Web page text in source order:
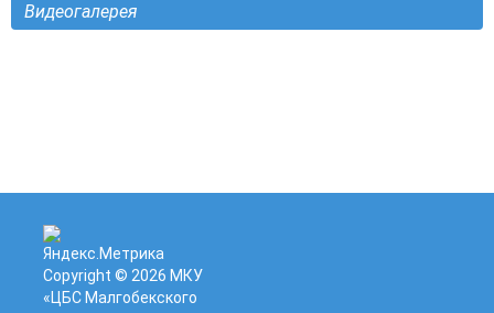
Видеогалерея
Copyright © 2026 МКУ
«ЦБС Малгобекского